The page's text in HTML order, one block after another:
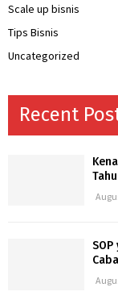
Scale up bisnis
Tips Bisnis
Uncategorized
Recent